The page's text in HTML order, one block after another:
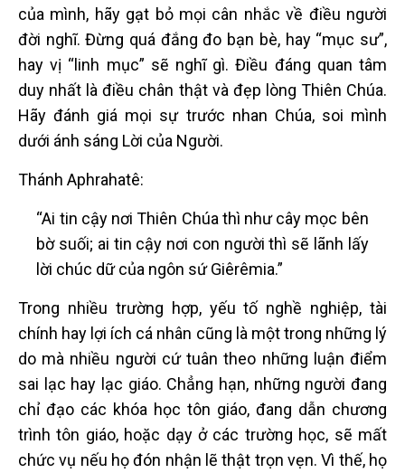
của mình, hãy gạt bỏ mọi cân nhắc về điều người
đời nghĩ. Đừng quá đắng đo bạn bè, hay “mục sư”,
hay vị “linh mục” sẽ nghĩ gì. Điều đáng quan tâm
duy nhất là điều chân thật và đẹp lòng Thiên Chúa.
Hãy đánh giá mọi sự trước nhan Chúa, soi mình
dưới ánh sáng Lời của Người.
Thánh Aphrahatê:
“Ai tin cậy nơi Thiên Chúa thì như cây mọc bên
bờ suối; ai tin cậy nơi con người thì sẽ lãnh lấy
lời chúc dữ của ngôn sứ Giêrêmia.”
Trong nhiều trường hợp, yếu tố nghề nghiệp, tài
chính hay lợi ích cá nhân cũng là một trong những lý
do mà nhiều người cứ tuân theo những luận điểm
sai lạc hay lạc giáo. Chẳng hạn, những người đang
chỉ đạo các khóa học tôn giáo, đang dẫn chương
trình tôn giáo, hoặc dạy ở các trường học, sẽ mất
chức vụ nếu họ đón nhận lẽ thật trọn vẹn. Vì thế, họ